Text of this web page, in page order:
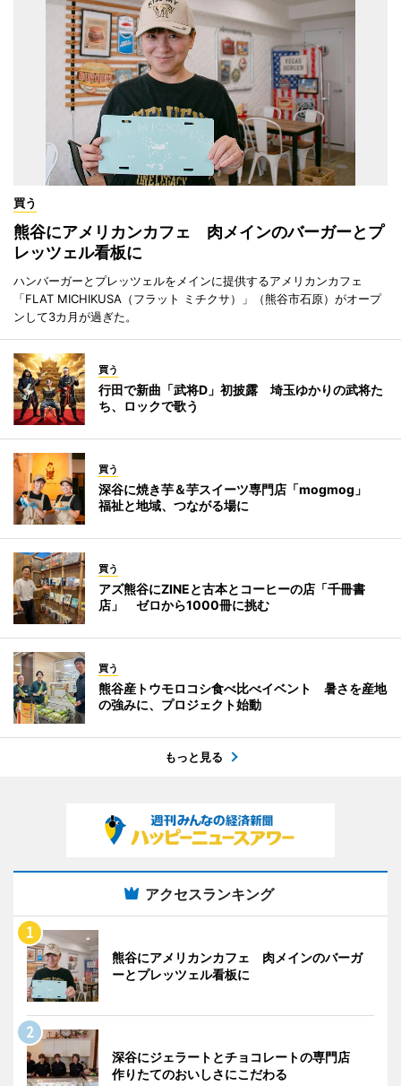
買う
熊谷にアメリカンカフェ 肉メインのバーガーとプ
レッツェル看板に
ハンバーガーとプレッツェルをメインに提供するアメリカンカフェ
「FLAT MICHIKUSA（フラット ミチクサ）」（熊谷市石原）がオープ
ンして3カ月が過ぎた。
買う
行田で新曲「武将D」初披露 埼玉ゆかりの武将た
ち、ロックで歌う
買う
深谷に焼き芋＆芋スイーツ専門店「mogmog」
福祉と地域、つながる場に
買う
アズ熊谷にZINEと古本とコーヒーの店「千冊書
店」 ゼロから1000冊に挑む
買う
熊谷産トウモロコシ食べ比べイベント 暑さを産地
の強みに、プロジェクト始動
もっと見る
アクセスランキング
熊谷にアメリカンカフェ 肉メインのバーガ
ーとプレッツェル看板に
深谷にジェラートとチョコレートの専門店
作りたてのおいしさにこだわる